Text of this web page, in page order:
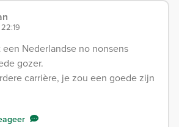
een Nederlandse no nonsens
gozer.
carrière, je zou een goede zijn